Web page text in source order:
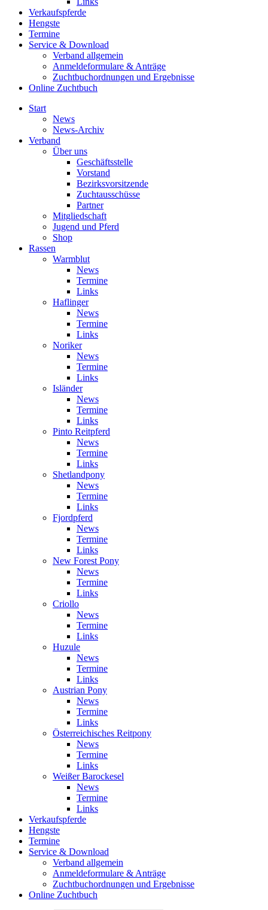
Verkaufspferde
Hengste
Termine
Service & Download
Verband allgemein
Anmeldeformulare & Anträge
Zuchtbuchordnungen und Ergebnisse
Online Zuchtbuch
Start
News
News-Archiv
Verband
Über uns
Geschäftsstelle
Vorstand
Bezirksvorsitzende
Zuchtausschüsse
Partner
Mitgliedschaft
Jugend und Pferd
Shop
Rassen
Warmblut
News
Termine
Links
Haflinger
News
Termine
Links
Noriker
News
Termine
Links
Isländer
News
Termine
Links
Pinto Reitpferd
News
Termine
Links
Shetlandpony
News
Termine
Links
Fjordpferd
News
Termine
Links
New Forest Pony
News
Termine
Links
Criollo
News
Termine
Links
Huzule
News
Termine
Links
Austrian Pony
News
Termine
Links
Österreichisches Reitpony
News
Termine
Links
Weißer Barockesel
News
Termine
Links
Verkaufspferde
Hengste
Termine
Service & Download
Verband allgemein
Anmeldeformulare & Anträge
Zuchtbuchordnungen und Ergebnisse
Online Zuchtbuch